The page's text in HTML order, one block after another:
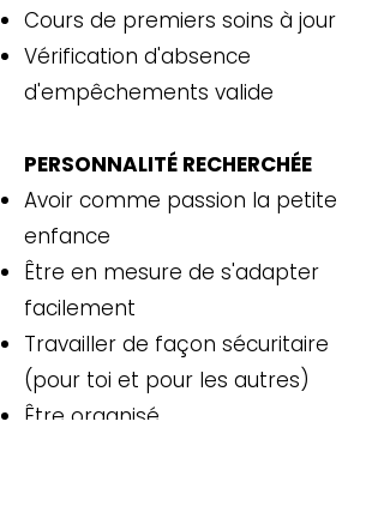
Cours de premiers soins à jour
Vérification d'absence
d'empêchements valide
PERSONNALITÉ RECHERCHÉE
Avoir comme passion la petite
enfance
Être en mesure de s'adapter
facilement
Travailler de façon sécuritaire
(pour toi et pour les autres)
Être organisé